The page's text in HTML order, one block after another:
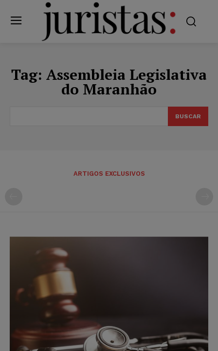
Tag: Assembleia Legislativa
do Maranhão
BUSCAR
ARTIGOS EXCLUSIVOS